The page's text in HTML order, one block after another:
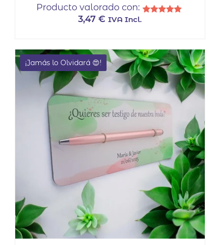
Producto valorado con:
3,47 € IVA Incl.
¡Jamás lo Olvidará 😍!